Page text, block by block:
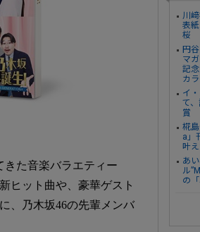
きた音楽バラエティー
ヒット曲や、豪華ゲスト
、乃木坂46の先輩メンバ
川
表
桜
円
マ
記
カ
イ
て
賞
椛
a」
叶
あ
ル
の